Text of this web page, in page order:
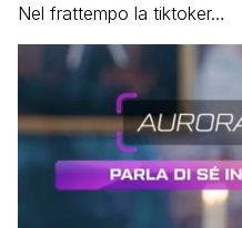
Nel frattempo la tiktoker…